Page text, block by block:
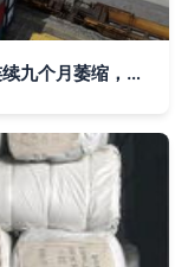
全球媒体聚焦 关税政策导致美制造业连续九个月萎缩，纺织业首当其冲